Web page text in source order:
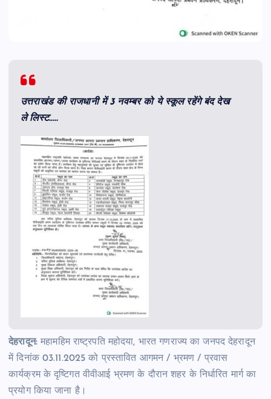
उत्तराखंड की राजधानी में 3 नवम्बर को ये स्कूल रहेंगे बंद देख
ले लिस्ट…..
देहरादून:महामहिम राष्ट्रपति महोदया, भारत गणराज्य का जनपद देहरादून
में दिनांक 03.11.2025 को प्रस्तावित आगमन / भ्रमण / प्रवास
कार्यक्रम के दृष्टिगत वीवीआई भ्रमण के दौरान शहर के निर्धारित मार्ग का
प्रयोग किया जाना है।